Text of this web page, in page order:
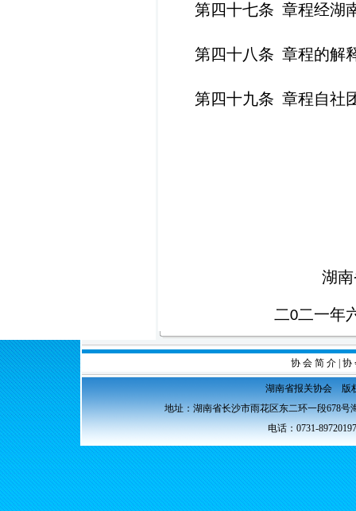
第四十七条 章程经湖
第四十八条 章程的解
第四十九条 章程自社
湖南
二0二一年
协 会 简 介| 协
湖南省报关协会 版
地址：湖南省长沙市雨花区东二环一段678
电话：0731-